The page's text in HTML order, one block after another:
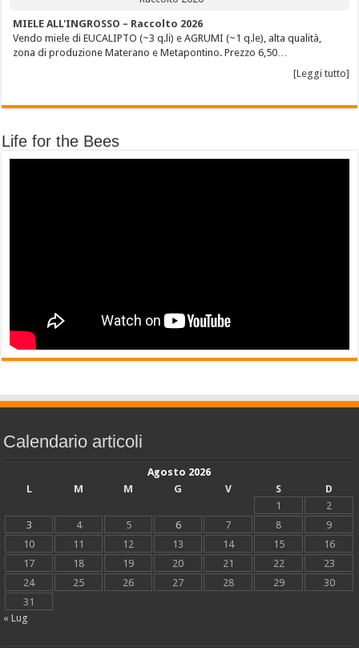
MIELE ALL'INGROSSO – Raccolto 2026
Vendo miele di EUCALIPTO (~3 q.li) e AGRUMI (~1 q.le), alta qualità,
zona di produzione Materano e Metapontino. Prezzo 6,50…
[Leggi tutto]
Life for the Bees
Calendario articoli
Agosto 2026
L
M M G V S
D
1
2
3
4 5 6 7 8
9
10
11 12 13 14 15
16
17
18 19 20 21 22
23
24
25 26 27 28 29
30
31
« Lug